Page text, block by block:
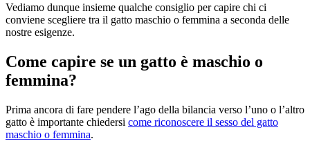
Vediamo dunque insieme qualche consiglio per capire chi ci
conviene scegliere tra il gatto maschio o femmina a seconda delle
nostre esigenze.
Come capire se un gatto è maschio o
femmina?
Prima ancora di fare pendere l’ago della bilancia verso l’uno o l’altro
gatto è importante chiedersi come riconoscere il sesso del gatto
maschio o femmina.